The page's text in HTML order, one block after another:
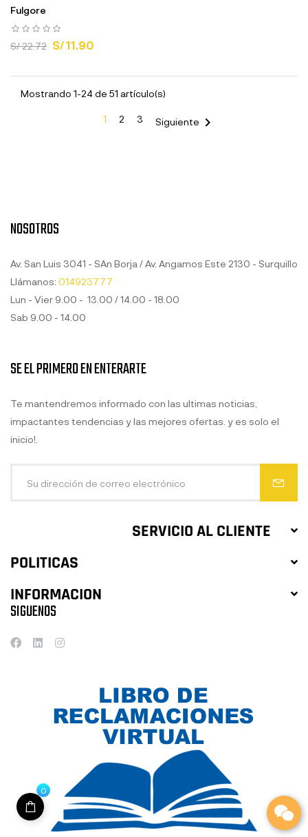
Fulgore
S/ 22.72 S/ 11.90
Mostrando 1-24 de 51 artículo(s)
1 2 3 Siguiente 
NOSOTROS
Av. San Luis 3041 - SAn Borja / Av. Angamos Este 2130 - Surquillo
Llámanos: 014923777
Lun - Vier 9.00 - 13.00 / 14.00 - 18.00
Sab 9.00 - 14.00
SERVICIO AL CLIENTE
POLITICAS
INFORMACION
SE EL PRIMERO EN ENTERARTE
Te mantendremos informado con las ultimas noticias,
impactantes tendencias y las mejores ofertas. y es solo el
inicio!.
SIGUENOS
0